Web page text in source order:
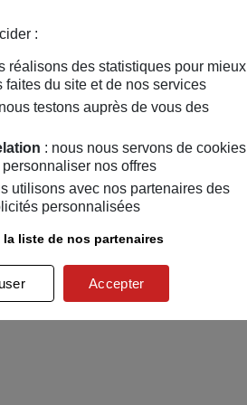
:
réalisons des statistiques pour mieux
faites du site et de nos services
testons auprès de vous des
: nous nous servons de cookies
nos offres
utilisons avec nos partenaires des
personnalisées
liste de nos partenaires
Accepter